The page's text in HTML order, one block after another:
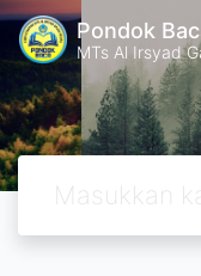
Pondok
MTs Al Irsyad